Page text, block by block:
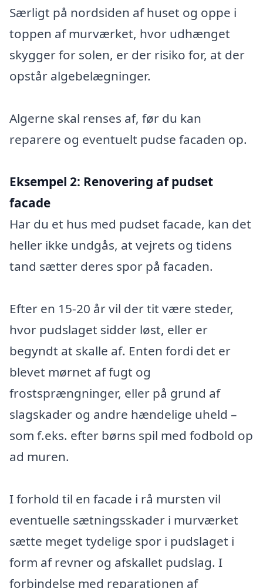
Særligt på nordsiden af huset og oppe i
toppen af murværket, hvor udhænget
skygger for solen, er der risiko for, at der
opstår algebelægninger.
Algerne skal renses af, før du kan
reparere og eventuelt pudse facaden op.
Eksempel 2: Renovering af pudset
facade
Har du et hus med pudset facade, kan det
heller ikke undgås, at vejrets og tidens
tand sætter deres spor på facaden.
Efter en 15-20 år vil der tit være steder,
hvor pudslaget sidder løst, eller er
begyndt at skalle af. Enten fordi det er
blevet mørnet af fugt og
frostsprængninger, eller på grund af
slagskader og andre hændelige uheld –
som f.eks. efter børns spil med fodbold op
ad muren.
I forhold til en facade i rå mursten vil
eventuelle sætningsskader i murværket
sætte meget tydelige spor i pudslaget i
form af revner og afskallet pudslag. I
forbindelse med reparationen af